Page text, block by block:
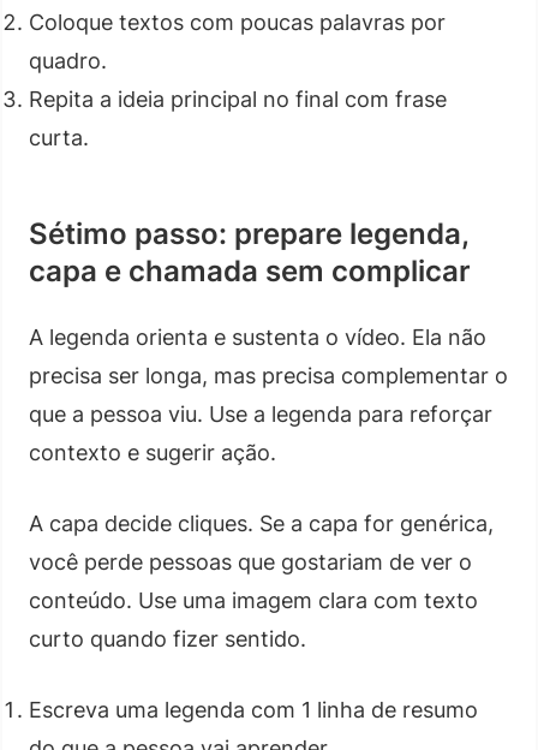
Coloque textos com poucas palavras por
quadro.
Repita a ideia principal no final com frase
curta.
Sétimo passo: prepare legenda,
capa e chamada sem complicar
A legenda orienta e sustenta o vídeo. Ela não
precisa ser longa, mas precisa complementar o
que a pessoa viu. Use a legenda para reforçar
contexto e sugerir ação.
A capa decide cliques. Se a capa for genérica,
você perde pessoas que gostariam de ver o
conteúdo. Use uma imagem clara com texto
curto quando fizer sentido.
Escreva uma legenda com 1 linha de resumo